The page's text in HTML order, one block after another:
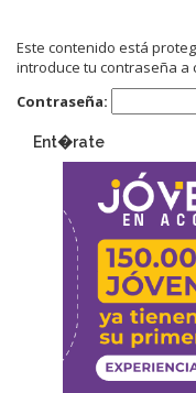
Este contenido está
introduce tu contraseña a
Contraseña:
Ent�rate